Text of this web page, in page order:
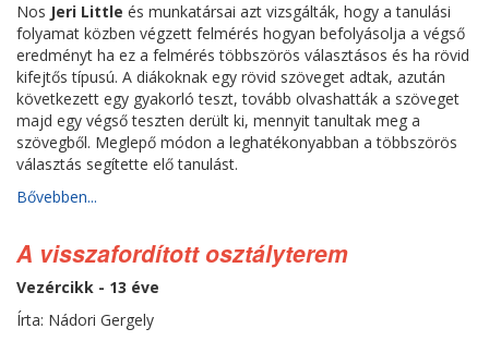
Nos Jeri Little és munkatársai azt vizsgálták, hogy a tanulási
folyamat közben végzett felmérés hogyan befolyásolja a végső
eredményt ha ez a felmérés többszörös választásos és ha rövid
kifejtős típusú. A diákoknak egy rövid szöveget adtak, azután
következett egy gyakorló teszt, tovább olvashatták a szöveget
majd egy végső teszten derült ki, mennyit tanultak meg a
szövegből. Meglepő módon a leghatékonyabban a többszörös
választás segítette elő tanulást.
Bővebben...
A visszafordított osztályterem
Vezércikk - 13 éve
Írta: Nádori Gergely